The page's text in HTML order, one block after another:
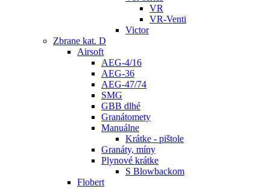
VR
VR-Venti
Victor
Zbrane kat. D
Airsoft
AEG-4/16
AEG-36
AEG-47/74
SMG
GBB dlhé
Granátomety
Manuálne
Krátke - pištole
Granáty, míny
Plynové krátke
S Blowbackom
Flobert